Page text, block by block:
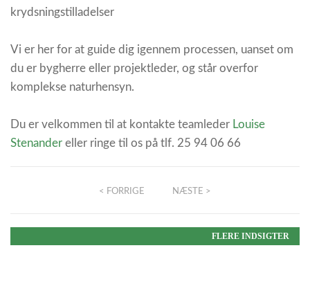
krydsningstilladelser
Vi er her for at guide dig igennem processen, uanset om
du er bygherre eller projektleder, og står overfor
komplekse naturhensyn.
Du er velkommen til at kontakte teamleder Louise
Stenander eller ringe til os på tlf. 25 94 06 66
< FORRIGE NÆSTE >
FLERE INDSIGTER